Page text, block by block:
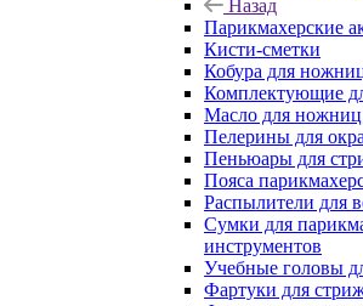
Назад
Парикмахерские
Кисти-сметки
Кобура для
Комплектующие
Масло для
Пелерины для
Пеньюары для
Пояса
Распылители для
Сумки для
инструментов
Учебные головы
Фартуки для